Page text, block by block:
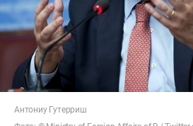
Антониу Гутерриш